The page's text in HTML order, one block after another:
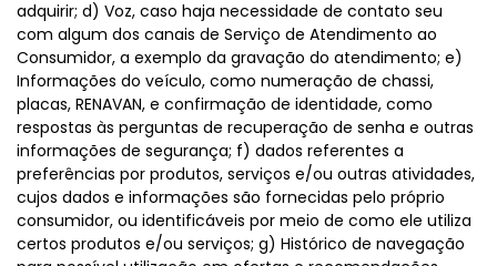
adquirir; d) Voz, caso haja necessidade de contato seu
com algum dos canais de Serviço de Atendimento ao
Consumidor, a exemplo da gravação do atendimento; e)
Informações do veículo, como numeração de chassi,
placas, RENAVAN, e confirmação de identidade, como
respostas às perguntas de recuperação de senha e outras
informações de segurança; f) dados referentes a
preferências por produtos, serviços e/ou outras atividades,
cujos dados e informações são fornecidas pelo próprio
consumidor, ou identificáveis por meio de como ele utiliza
certos produtos e/ou serviços; g) Histórico de navegação